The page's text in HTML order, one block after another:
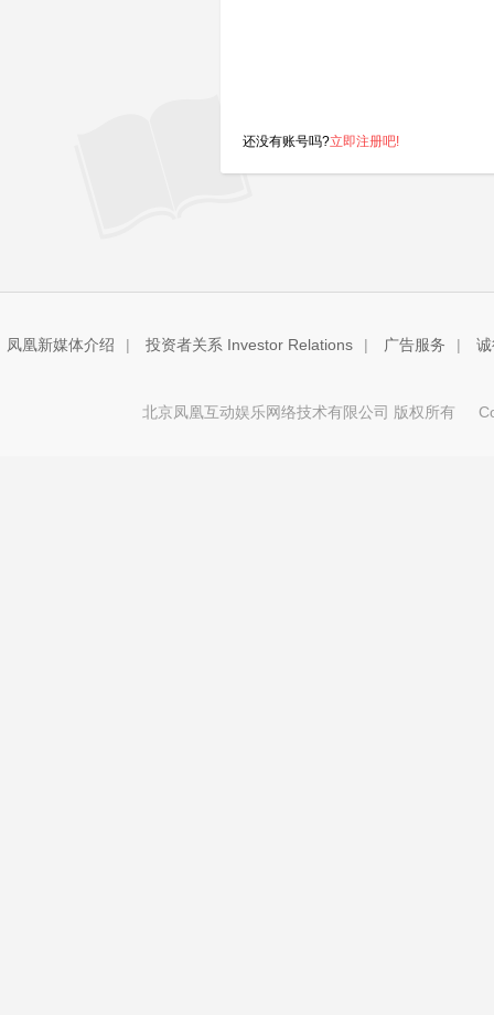
还没有账号吗?立即注册吧!
凤凰新媒体介绍 | 投资者关系 Investor Relations | 广告服务 |
北京凤凰互动娱乐网络技术有限公司 版权所有